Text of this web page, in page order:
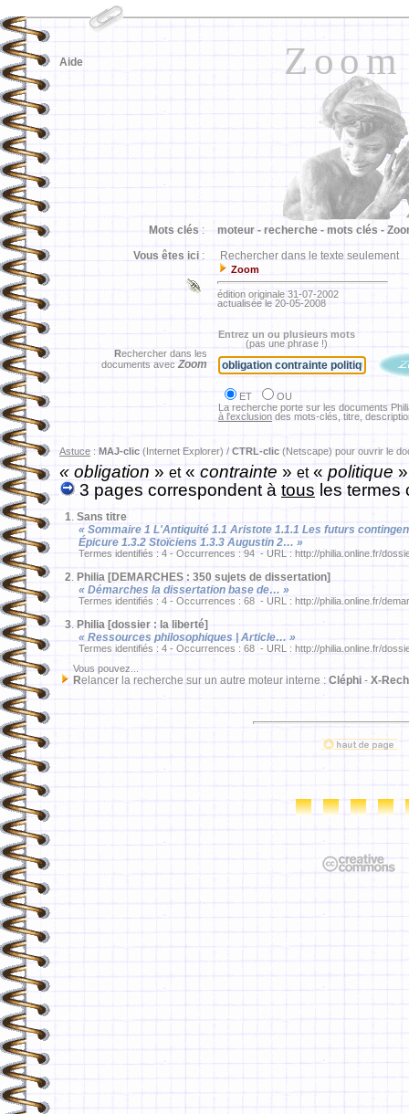
Zoom
Aide
Mots clés : moteur - recherche - mots clés -
Vous êtes ici : Rechercher dans le texte seulement
Zoom
édition originale 31-07-2002
actualisée le 20-05-2008
Rechercher dans les
documents avec Zoom
Entrez un ou plusieurs mots
(pas une phrase !)
ET
OU
La recherche porte sur les documents
à l'exclusion des mots-clés, titre,
Astuce : MAJ-clic (Internet Explorer) / CTRL-clic (Netscape) pour ouvrir le
« obligation » et« contrainte » et«politique
3 pages correspondent à tous les termes
1. Sans titre
« Sommaire 1 L'Antiquité 1.1 Aristote 1.1.1 Les futurs
Épicure 1.3.2 Stoïciens 1.3.3 Augustin 2… »
Termes identifiés : 4 - Occurrences : 94 - URL : http://philia.online.fr/
2. Philia [DEMARCHES : 350 sujets de dissertation]
« Démarches la dissertation base de… »
Termes identifiés : 4 - Occurrences : 68 - URL : http://philia.online.fr/
3. Philia [dossier : la liberté]
« Ressources philosophiques | Article… »
Termes identifiés : 4 - Occurrences : 68 - URL : http://philia.online.fr/
Vous pouvez...
Relancer la recherche sur un autre moteur interne : Cléphi - X-